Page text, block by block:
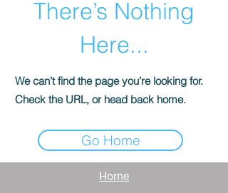
There’s Nothing
Here...
We can’t find the page you’re looking for.
Check the URL, or head back home.
Go Home
Home